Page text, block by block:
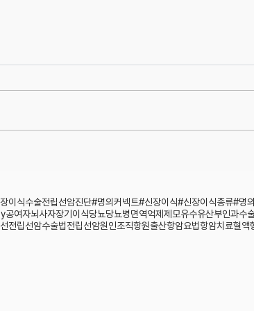
이식수술전립선암진단#명의커넥트#신장이식#신장이식종류#명
공여자뇌사자장기이식당뇨당뇨병면역억제제 모유수유산부인과수
전립선암수술법전립선암원인조직항원출산항암요법항암치료혈액